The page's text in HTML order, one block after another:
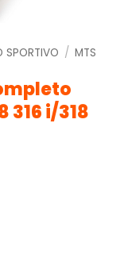
SPORTIVO / MTS
316 i/318
(E36) 06/92 -